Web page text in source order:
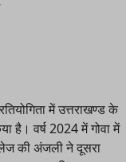
में उत्तराखण्ड के
है। वर्ष 2024 में गोवा में
की अंजली ने दूसरा